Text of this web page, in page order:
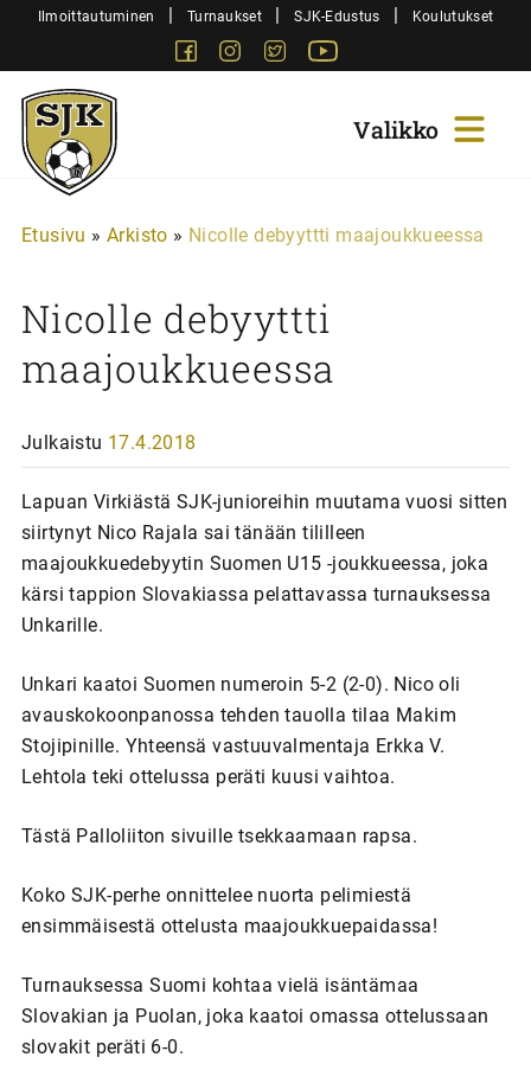
SiirryIlmoittautuminen | Turnaukset | SJK-Edustus | Koulutukset
FacebookInstagram
Twitter
Sjk-
Juniorit
Etusivu » Arkisto » Nicolle debyyttti maajoukkueessa
Nicolle debyyttti
maajoukkueessa
Julkaistu 17.4.2018
Lapuan Virkiästä SJK-junioreihin muutama vuosi sitten
siirtynyt Nico Rajala sai tänään tililleen
maajoukkuedebyytin Suomen U15 -joukkueessa, joka
kärsi tappion Slovakiassa pelattavassa turnauksessa
Unkarille.
Unkari kaatoi Suomen numeroin 5-2 (2-0). Nico oli
avauskokoonpanossa tehden tauolla tilaa Makim
Stojipinille. Yhteensä vastuuvalmentaja Erkka V.
Lehtola teki ottelussa peräti kuusi vaihtoa.
Tästä Palloliiton sivuille tsekkaamaan rapsa.
Koko SJK-perhe onnittelee nuorta pelimiestä
ensimmäisestä ottelusta maajoukkuepaidassa!
Turnauksessa Suomi kohtaa vielä isäntämaa
Slovakian ja Puolan, joka kaatoi omassa ottelussaan
slovakit peräti 6-0.